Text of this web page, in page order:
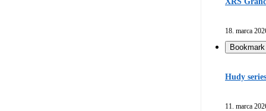
18. marca
Bookmark
Hudy
11. marca